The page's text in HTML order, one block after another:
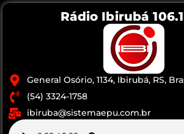
Rádio Ibirubá
General Osório, 1134, Ibirubá, RS,
(54) 3324-1758
ibiruba@sistemaepu.com.br